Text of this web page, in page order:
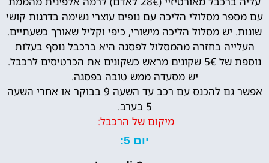
עם מספר מסלולי הליכה עם נופים עוצרי נשימה בדרגות קושי
שונות. יש מסלול הליכה מישורי, כיפי וקליל שאורך כשעתיים.
העלייה בחזרה מהמסלול לפסגה היא ברכבל נוסף בעלות
נוספת של 5€ שקונים מראש כשקונים את הכרטיסים לרכבל.
יש מסעדה ממש טובה בפסגה.
אפשר גם להכנס עם רכב עד השעה 9 בבוקר או אחרי השעה
5 בערב.
מיקום של הרכבל:
יום 5: